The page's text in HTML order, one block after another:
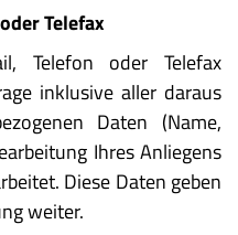
Telefax
Telefon oder Telefax
inklusive aller daraus
Daten (Name,
Ihres Anliegens
Diese Daten geben
weiter.